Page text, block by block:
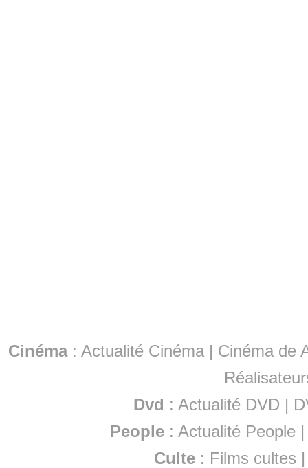
Cinéma: Actualité Cinéma | Cinéma de
Dvd : Actualité DVD |
People :Actualité People
Culte : Films cultes